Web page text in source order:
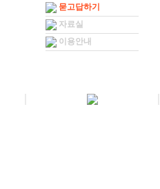
묻고답하기
자료실
이용안내